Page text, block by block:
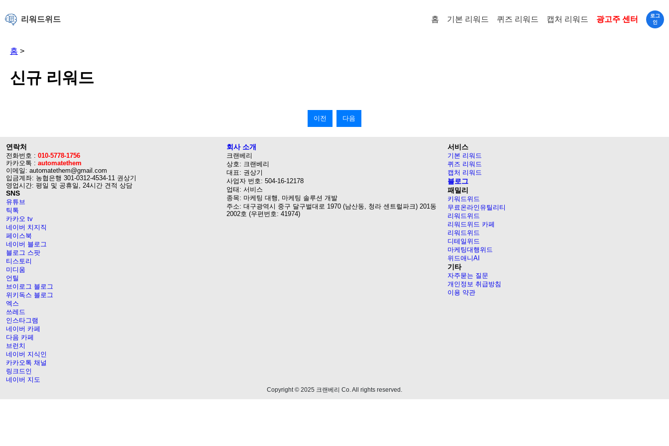
리워드위드 홈 기본 리워드 퀴즈 리워드 캡처 리워드 광고주 센터
로그
인
홈 >
신규 리워드
이전 다음
연락처
전화번호 : 010-5778-1756
카카오톡 : automatethem
이메일: automatethem@gmail.com
입금계좌: 농협은행 301-0312-4534-11 권상기
영업시간: 평일 및 공휴일, 24시간 견적 상담
SNS
유튜브
틱톡
카카오 tv
네이버 치지직
페이스북
네이버 블로그
블로그 스팟
티스토리
미디움
언틸
브이로그 블로그
위키독스 블로그
엑스
쓰레드
인스타그램
네이버 카페
다음 카페
브런치
네이버 지식인
카카오톡 채널
링크드인
네이버 지도
회사 소개
크랜베리
상호: 크랜베리
대표: 권상기
사업자 번호: 504-16-12178
업태: 서비스
종목: 마케팅 대행, 마케팅 솔루션 개발
주소: 대구광역시 중구 달구벌대로 1970 (남산동, 청라 센트럴파크) 201동
2002호 (우편번호: 41974)
서비스
기본 리워드
퀴즈 리워드
캡처 리워드
블로그
패밀리
키워드위드
무료온라인유틸리티
리워드위드
리워드위드 카페
리워드위드
디테일위드
마케팅대행위드
위드애니AI
기타
자주묻는 질문
개인정보 취급방침
이용 약관
Copyright © 2025 크랜베리 Co. All rights reserved.